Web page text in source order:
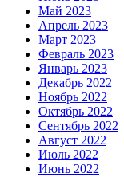
Май 2023
Апрель 2023
Март 2023
Февраль 2023
Январь 2023
Декабрь 2022
Ноябрь 2022
Октябрь 2022
Сентябрь 2022
Август 2022
Июль 2022
Июнь 2022